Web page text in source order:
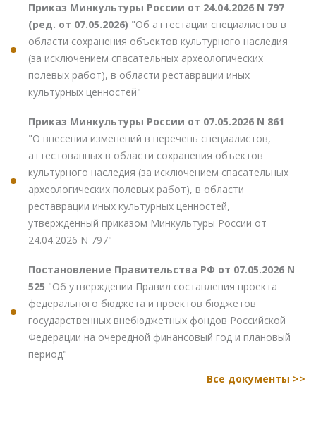
Приказ Минкультуры России от 24.04.2026 N 797
(ред. от 07.05.2026) "Об аттестации специалистов в
области сохранения объектов культурного наследия
(за исключением спасательных археологических
полевых работ), в области реставрации иных
культурных ценностей"
Приказ Минкультуры России от 07.05.2026 N 861
"О внесении изменений в перечень специалистов,
аттестованных в области сохранения объектов
культурного наследия (за исключением спасательных
археологических полевых работ), в области
реставрации иных культурных ценностей,
утвержденный приказом Минкультуры России от
24.04.2026 N 797"
Постановление Правительства РФ от 07.05.2026 N
525 "Об утверждении Правил составления проекта
федерального бюджета и проектов бюджетов
государственных внебюджетных фондов Российской
Федерации на очередной финансовый год и плановый
период"
Все документы >>